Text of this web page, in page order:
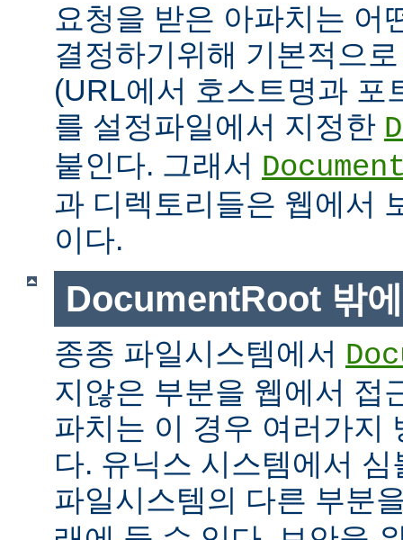
요청을 받은 아파치는 어
결정하기위해 기본적으
(URL에서 호스트명과 포
를 설정파일에서 지정한
붙인다. 그래서
과 디렉토리들은 웹에서
이다.
DocumentRoot 밖
종종 파일시스템에서
지않은 부분을 웹에서 접
파치는 이 경우 여러가지
다. 유닉스 시스템에서
파일시스템의 다른 부분